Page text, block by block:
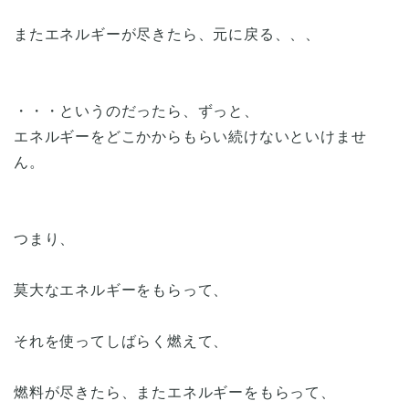
またエネルギーが尽きたら、元に戻る、、、
・・・というのだったら、ずっと、
エネルギーをどこかからもらい続けないといけませ
ん。
つまり、
莫大なエネルギーをもらって、
それを使ってしばらく燃えて、
燃料が尽きたら、またエネルギーをもらって、